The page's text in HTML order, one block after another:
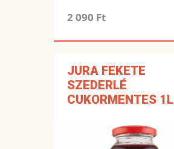
2 090 Ft
JURA FEKETE
SZEDERLÉ
CUKORMENTES 1L